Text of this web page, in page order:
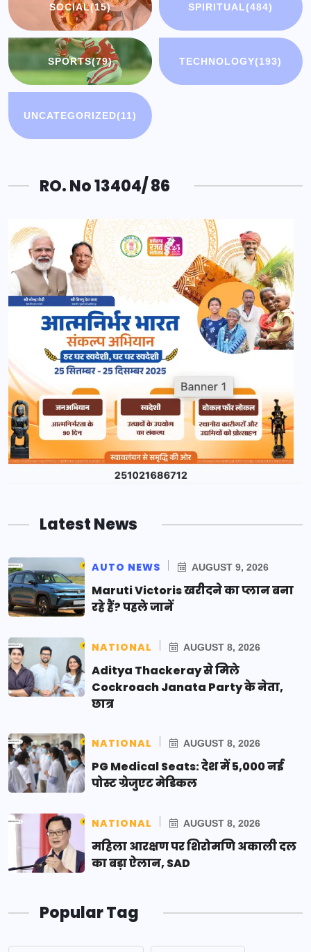
SOCIAL(15) SPIRITUAL(484)
SPORTS(79) TECHNOLOGY(193)
UNCATEGORIZED(11)
RO. No 13404/ 86
Latest News
AUTO NEWS AUGUST 9, 2026
Maruti Victoris खरीदने का प्लान बना
रहे हैं? पहले जानें
NATIONAL AUGUST 8, 2026
Aditya Thackeray से मिले
Cockroach Janata Party के नेता,
छात्र
NATIONAL AUGUST 8, 2026
PG Medical Seats: देश में 5,000 नई
पोस्ट ग्रेजुएट मेडिकल
NATIONAL AUGUST 8, 2026
महिला आरक्षण पर शिरोमणि अकाली दल
का बड़ा ऐलान, SAD
Popular Tag